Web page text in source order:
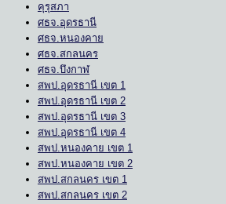
คุรุสภา
ศธจ.อุดรธานี
ศธจ.หนองคาย
ศธจ.สกลนคร
ศธจ.บึงกาฬ
สพป.อุดรธานี เขต 1
สพป.อุดรธานี เขต 2
สพป.อุดรธานี เขต 3
สพป.อุดรธานี เขต 4
สพป.หนองคาย เขต 1
สพป.หนองคาย เขต 2
สพป.สกลนคร เขต 1
สพป.สกลนคร เขต 2